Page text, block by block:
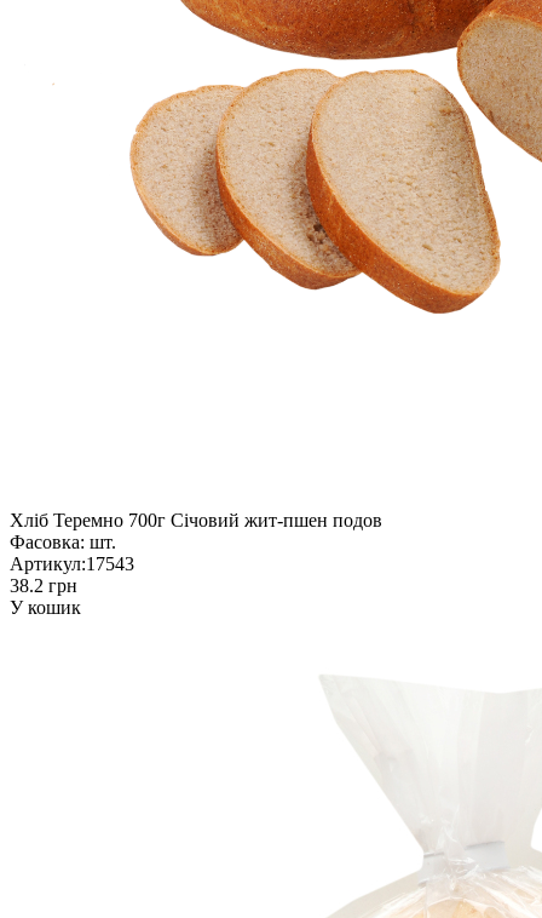
Хліб Теремно 700г Січовий жит-пшен подов
Фасовка: шт.
Артикул:17543
38.2 грн
У кошик